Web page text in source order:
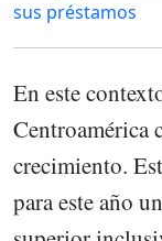
sus préstamos
En este
Centroamérica
crecimiento.
para este año